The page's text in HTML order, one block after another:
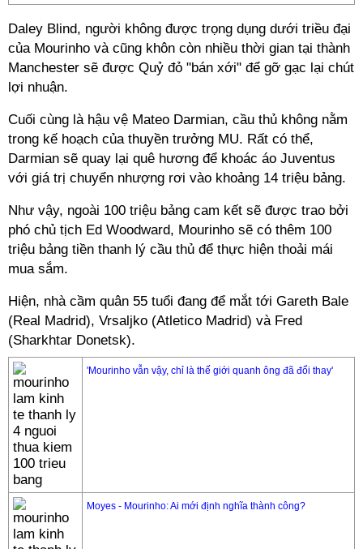
Daley Blind, người không được trọng dụng dưới triều đại
của Mourinho và cũng khôn còn nhiều thời gian tại thành
Manchester sẽ được Quỷ đỏ "bán xới" để gỡ gạc lại chút
lợi nhuận.
Cuối cùng là hậu vệ Mateo Darmian, cầu thủ không nằm
trong kế hoạch của thuyền trưởng MU. Rất có thể,
Darmian sẽ quay lại quê hương để khoác áo Juventus
với giá trị chuyển nhượng rơi vào khoảng 14 triệu bảng.
Như vậy, ngoài 100 triệu bảng cam kết sẽ được trao bởi
phó chủ tịch Ed Woodward, Mourinho sẽ có thêm 100
triệu bảng tiền thanh lý cầu thủ để thực hiện thoải mái
mua sắm.
Hiện, nhà cầm quân 55 tuổi đang để mắt tới Gareth Bale
(Real Madrid), Vrsaljko (Atletico Madrid) và Fred
(Sharkhtar Donetsk).
'Mourinho vẫn vậy, chỉ là thế giới quanh ông đã đổi thay'
Moyes - Mourinho: Ai mới định nghĩa thành công?